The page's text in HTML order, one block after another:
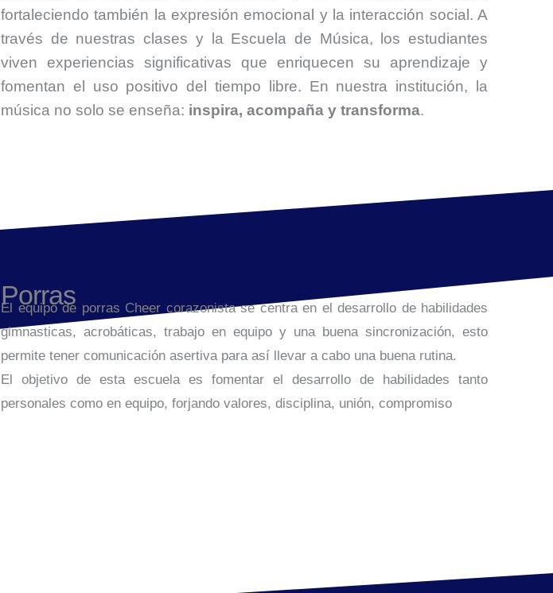
fortaleciendo también la expresión emocional y la interacción social. A
través de nuestras clases y la Escuela de Música, los estudiantes
viven experiencias significativas que enriquecen su aprendizaje y
fomentan el uso positivo del tiempo libre. En nuestra institución, la
música no solo se enseña: inspira, acompaña y transforma.
Porras
El equipo de porras Cheer corazonista se centra en el desarrollo de habilidades
gimnasticas, acrobáticas, trabajo en equipo y una buena sincronización, esto
permite tener comunicación asertiva para así llevar a cabo una buena rutina.
El objetivo de esta escuela es fomentar el desarrollo de habilidades tanto
personales como en equipo, forjando valores, disciplina, unión, compromiso